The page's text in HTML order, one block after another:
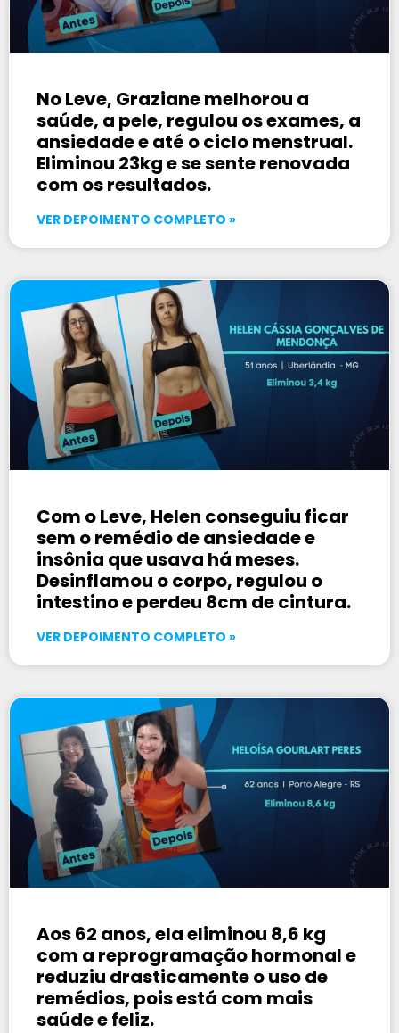
No Leve, Graziane melhorou a
saúde, a pele, regulou os exames, a
ansiedade e até o ciclo menstrual.
Eliminou 23kg e se sente renovada
com os resultados.
VER DEPOIMENTO COMPLETO »
Com o Leve, Helen conseguiu ficar
sem o remédio de ansiedade e
insônia que usava há meses.
Desinflamou o corpo, regulou o
intestino e perdeu 8cm de cintura.
VER DEPOIMENTO COMPLETO »
Aos 62 anos, ela eliminou 8,6 kg
com a reprogramação hormonal e
reduziu drasticamente o uso de
remédios, pois está com mais
saúde e feliz.